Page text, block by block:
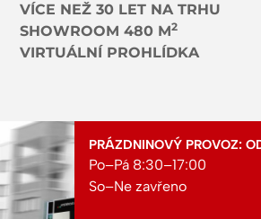
VÍCE NEŽ 30 LET NA TRHU
SHOWROOM 480 M2
VIRTUÁLNÍ PROHLÍDKA
PRÁZDNINOVÝ PROVOZ:
Po–Pá 8:30–17:00
So–Ne zavřeno